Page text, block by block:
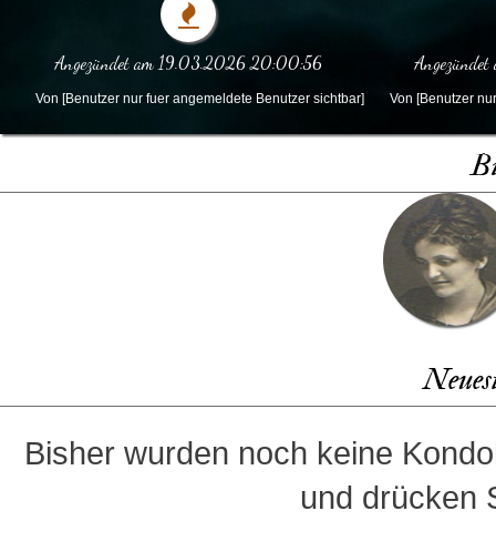
Angezündet am 19.03.2026 20:00:56
Von [Benutzer nur fuer angemeldete Benutzer sichtbar] Von [Benutzer
Bisher wurden noch keine
und drücken